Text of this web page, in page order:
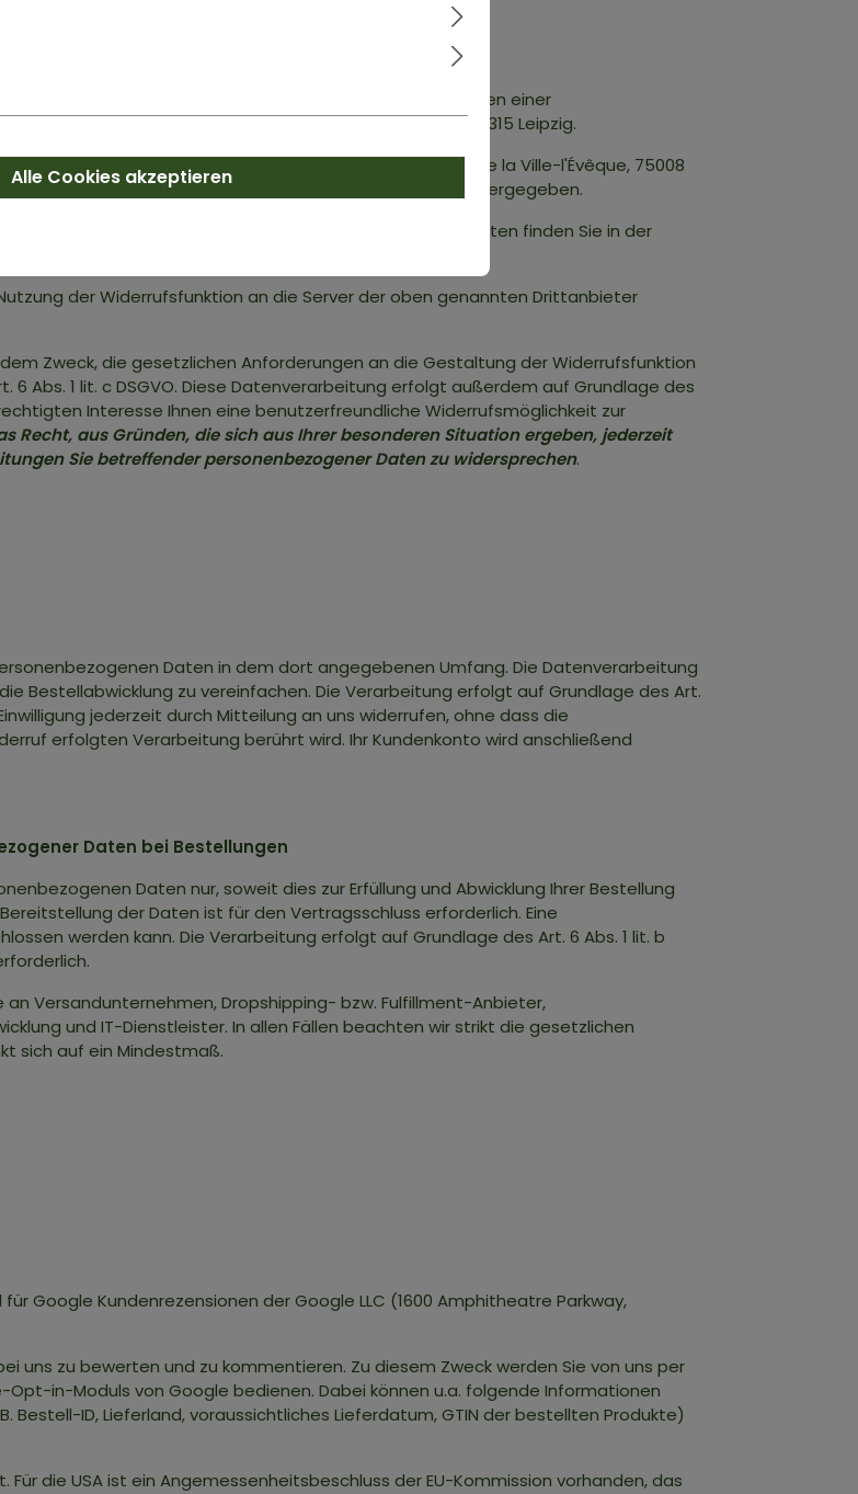
auf unserer Onlinepräsenz, nutzen wir im Rahmen einer
Händlerbund Legal GmbH, Kohlgartenstraße 11-13, 04315 Leipzig.
den Dienst des Drittanbieters Scaleway SAS (8, rue de la Ville-l'Évêque, 75008
sowie der Status der E-Mail an diesen Dienst weitergegeben.
von Daten durch den Drittanbieter sowie zu Ihren Rechten finden Sie in der
der Widerrufsfunktion an die Server der oben genannten Drittanbieter
Zweck, die gesetzlichen Anforderungen an die Gestaltung der Widerrufsfunktion
Abs. 1 lit. c DSGVO. Diese Datenverarbeitung erfolgt außerdem auf Grundlage des
Interesse Ihnen eine benutzerfreundliche Widerrufsmöglichkeit zur
Recht, aus Gründen, die sich aus Ihrer besonderen Situation ergeben, jederzeit
Sie betreffender personenbezogener Daten zu widersprechen.
Daten in dem dort angegebenen Umfang. Die Datenverarbeitung
Bestellabwicklung zu vereinfachen. Die Verarbeitung erfolgt auf Grundlage des Art.
jederzeit durch Mitteilung an uns widerrufen, ohne dass die
erfolgten Verarbeitung berührt wird. Ihr Kundenkonto wird anschließend
Daten bei Bestellungen
Daten nur, soweit dies zur Erfüllung und Abwicklung Ihrer Bestellung
der Daten ist für den Vertragsschluss erforderlich. Eine
werden kann. Die Verarbeitung erfolgt auf Grundlage des Art. 6 Abs. 1 lit. b
Versandunternehmen, Dropshipping- bzw. Fulfillment-Anbieter,
und IT-Dienstleister. In allen Fällen beachten wir strikt die gesetzlichen
sich auf ein Mindestmaß.
Google Kundenrezensionen der Google LLC (1600 Amphitheatre Parkway,
uns zu bewerten und zu kommentieren. Zu diesem Zweck werden Sie von uns per
in-Moduls von Google bedienen. Dabei können u.a. folgende Informationen
ID, Lieferland, voraussichtliches Lieferdatum, GTIN der bestellten Produkte)
die USA ist ein Angemessenheitsbeschluss der EU-Kommission vorhanden, das
Alle Cookies akzeptieren